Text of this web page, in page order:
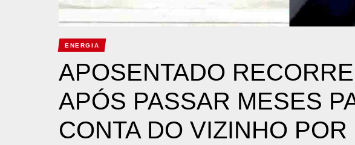
ENERGIA
APOSENTADO
APÓS PASSAR MESES
CONTA DO VIZINHO